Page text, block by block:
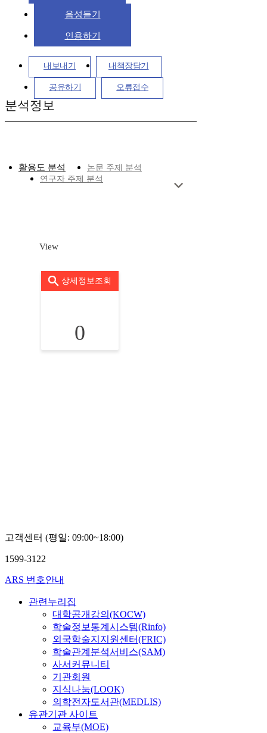
음성듣기
인용하기
내보내기 내책장담기
공유하기 오류접수
분석정보
활용도 분석
논문 주제 분석
연구자 주제 분석
View
상세정보조회
0
고객센터 (평일: 09:00~18:00)
1599-3122
ARS 번호안내
관련누리집
대학공개강의(KOCW)
학술정보통계시스템(Rinfo)
외국학술지지원센터(FRIC)
학술관계분석서비스(SAM)
사서커뮤니티
기관회원
지식나눔(LOOK)
의학전자도서관(MEDLIS)
유관기관 사이트
교육부(MOE)